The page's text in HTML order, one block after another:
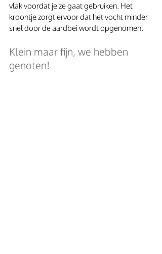
vlak voordat je ze gaat gebruiken. Het
kroontje zorgt ervoor dat het vocht minder
snel door de aardbei wordt opgenomen.
Klein maar fijn, we hebben
genoten!